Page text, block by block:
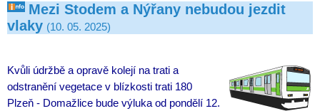
Mezi Stodem a Nýřany nebudou jezdit
vlaky (10. 05. 2025)
Kvůli údržbě a opravě kolejí na trati a
odstranění vegetace v blízkosti trati 180
Plzeň - Domažlice bude výluka od pondělí 12.